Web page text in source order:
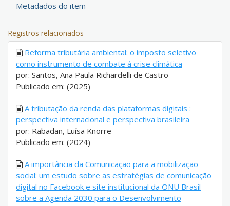
Metadados do item
Registros relacionados
Reforma tributária ambiental: o imposto seletivo
como instrumento de combate à crise climática
por: Santos, Ana Paula Richardelli de Castro
Publicado em: (2025)
A tributação da renda das plataformas digitais :
perspectiva internacional e perspectiva brasileira
por: Rabadan, Luísa Knorre
Publicado em: (2024)
A importância da Comunicação para a mobilização
social: um estudo sobre as estratégias de comunicação
digital no Facebook e site institucional da ONU Brasil
sobre a Agenda 2030 para o Desenvolvimento